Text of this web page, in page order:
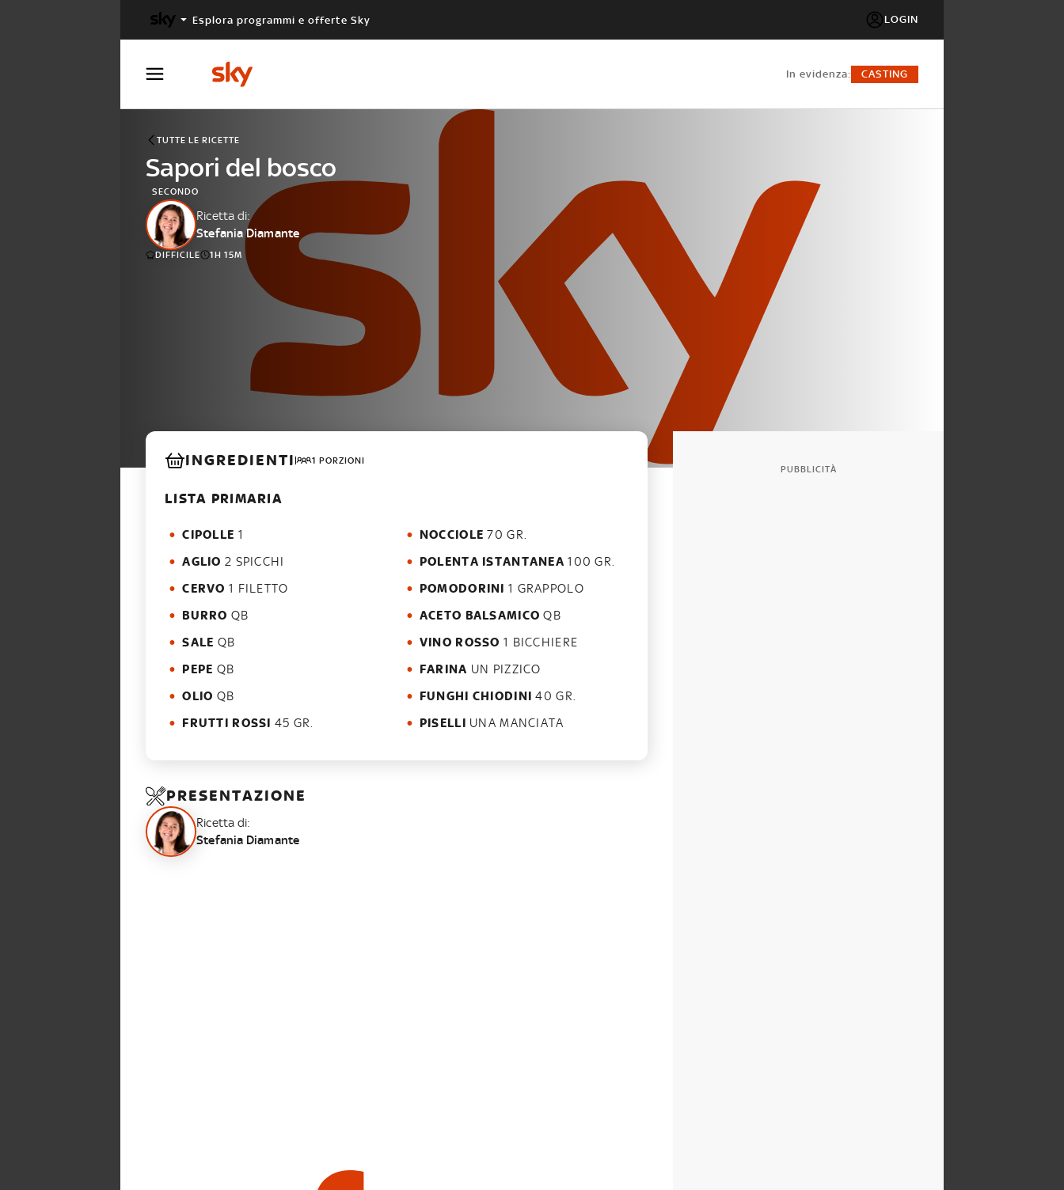
Esplora programmi e offerte Sky LOGIN
in evidenza: CASTING
TUTTE LE RICETTE
Sapori del bosco
SECONDO
Ricetta di:
Stefania Diamante
DIFFICILE 1H 15M
INGREDIENTI 1 PORZIONI
LISTA PRIMARIA
CIPOLLE 1
AGLIO 2 SPICCHI
CERVO 1 FILETTO
BURRO QB
SALE QB
PEPE QB
OLIO QB
FRUTTI ROSSI 45 GR.
NOCCIOLE 70 GR.
POLENTA ISTANTANEA 100 GR.
POMODORINI 1 GRAPPOLO
ACETO BALSAMICO QB
VINO ROSSO 1 BICCHIERE
FARINA UN PIZZICO
FUNGHI CHIODINI 40 GR.
PISELLI UNA MANCIATA
PRESENTAZIONE
Ricetta di:
Stefania Diamante
PUBBLICITÀ